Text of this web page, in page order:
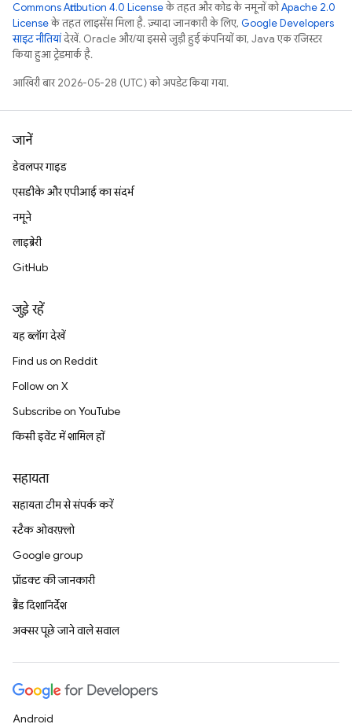
Commons Attribution 4.0 Licenseके तहत और कोड के नमूनों कोApache 2.0
Licenseके तहत लाइसेंस मिला है. ज़्यादा जानकारी के लिए, Google Developers
साइट नीतियांदेखें. Oracle और/या इससे जुड़ी हुई कंपनियों का, Java एक रजिस्टर
किया हुआ ट्रेडमार्क है.
आखिरी बार 2026-05-28 (UTC) को अपडेट किया गया.
जानें
डेवलपर गाइड
एसडीके और एपीआई का संदर्भ
नमूने
लाइब्रेरी
GitHub
जुड़े रहें
यह ब्लॉग देखें
Find us on Reddit
Follow on X
Subscribe on YouTube
किसी इवेंट में शामिल हों
सहायता
सहायता टीम से संपर्क करें
स्टैक ओवरफ़्लो
Google group
प्रॉडक्ट की जानकारी
ब्रैंड दिशानिर्देश
अक्सर पूछे जाने वाले सवाल
Android